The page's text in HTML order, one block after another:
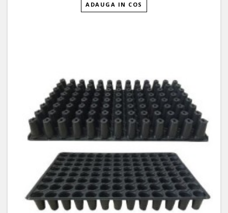
ADAUGA IN COS